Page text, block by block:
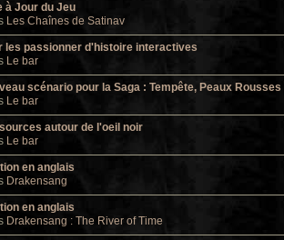
à Jour du Jeu
Les Chaînes de Satinav
les passionner d'histoire interactives
Le bar
scénario pour la Saga : Tempête, Peaux Rousses
Le bar
autour de l'oeil noir
Le bar
en anglais
Drakensang
en anglais
Drakensang : The River of Time